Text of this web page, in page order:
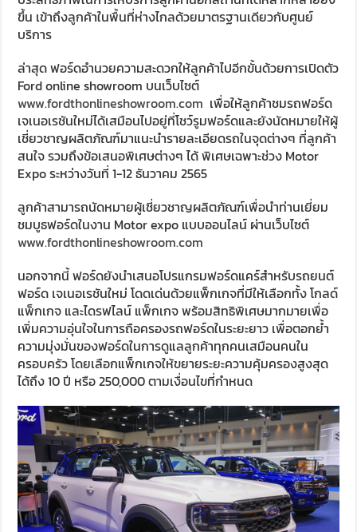
ขึ้น เข้าถึงลูกค้าในพื้นที่ห่างไกลด้วยมาตรฐานเดียวกับศูนย์
บริการ
ล่าสุด ฟอร์ดอำนวยความสะดวกให้ลูกค้าไปอีกขั้นด้วยการเปิดตัว
Ford online showroom บนเว็บไซต์
www.fordthonlineshowroom.com เพื่อให้ลูกค้าชมรถฟอร์ด
เจเนอเรชันใหม่ได้เสมือนไปอยู่ที่โชว์รูมฟอร์ดและยังนัดหมายให้ผู้
เชี่ยวชาญผลิตภัณฑ์มาแนะนำรายละเอียดรถในจุดต่างๆ ที่ลูกค้า
สนใจ รวมถึงข้อเสนอพิเศษต่างๆ ได้ พิเศษเฉพาะช่วง Motor
Expo ระหว่างวันที่ 1-12 ธันวาคม 2565
ลูกค้าสามารถนัดหมายผู้เชี่ยวชาญผลิตภัณฑ์เพื่อนำท่านเยี่ยม
ชมบูธฟอร์ดในงาน Motor expo แบบออนไลน์ ผ่านเว็บไซต์
www.fordthonlineshowroom.com
นอกจากนี้ ฟอร์ดยังนำเสนอโปรแกรมฟอร์ดแคร์สำหรับรถยนต์
ฟอร์ด เจเนอเรชันใหม่ โดดเด่นด้วยแพ็กเกจที่มีให้เลือกทั้ง โกลด์
แพ็กเกจ และไดรฟไลน์ แพ็กเกจ พร้อมสิทธิพิเศษมากมายเพื่อ
เพิ่มความอุ่นใจในการถือครองรถฟอร์ดในระยะยาว เพื่อตอกย้ำ
ความมุ่งมั่นของฟอร์ดในการดูแลลูกค้าทุกคนเสมือนคนใน
ครอบครัว โดยเลือกแพ็กเกจให้ขยายระยะความคุ้มครองสูงสุด
ได้ถึง 10 ปี หรือ 250,000 ตามเงื่อนไขที่กำหนด